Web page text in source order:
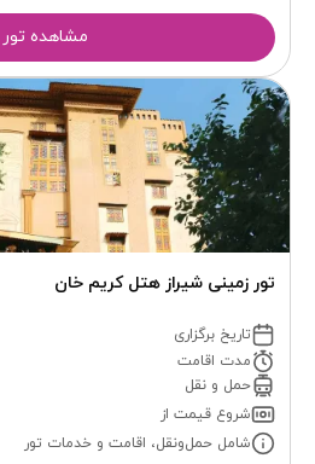
مشاهده تور
تور زمینی شیراز هتل کریم خان
تاریخ برگزاری
مدت اقامت
حمل و نقل
شروع قیمت از
شامل حمل‌ونقل، اقامت و خدمات تور